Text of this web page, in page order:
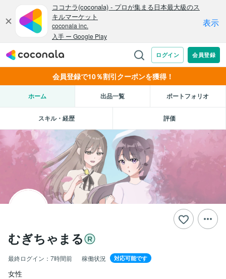
会員登録で10％割引クーポンを獲得！
ホーム 出品一覧 ポートフォリオ
スキル・経歴 評価
むぎちゃまる
最終ログイン： 7時間前 稼働状況 対応可能です
女性